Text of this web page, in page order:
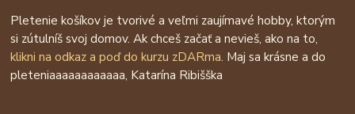
Pletenie košíkov je tvorivé a veľmi zaujímavé hobby, ktorým
si zútulníš svoj domov. Ak chceš začať a nevieš, ako na to,
klikni na odkaz a poď do kurzu zDARma. Maj sa krásne a do
pleteniaaaaaaaaaaaa, Katarína Ribišška